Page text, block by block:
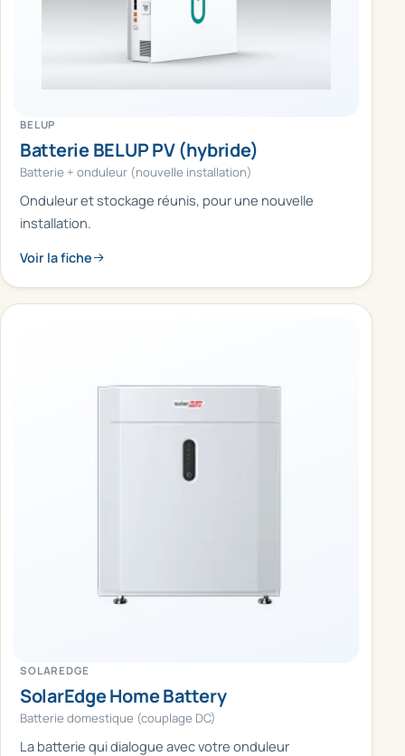
BELUP
Batterie BELUP PV (hybride)
Batterie + onduleur (nouvelle installation)
Onduleur et stockage réunis, pour une nouvelle
installation.
Voir la fiche
SOLAREDGE
SolarEdge Home Battery
Batterie domestique (couplage DC)
La batterie qui dialogue avec votre onduleur